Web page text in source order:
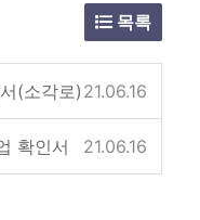
목록
(소각로)21.06.16
확인서 21.06.16